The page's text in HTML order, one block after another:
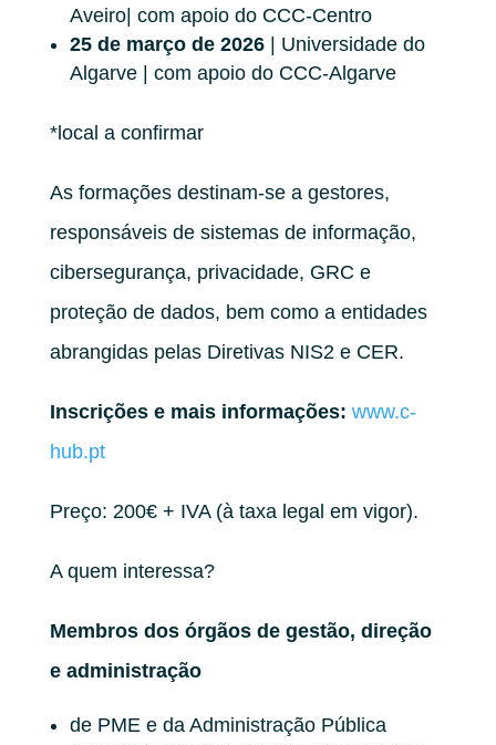
Aveiro| com apoio do CCC-Centro
25 de março de 2026| Universidade do
Algarve | com apoio do CCC-Algarve
*local a confirmar
As formações destinam-se a gestores,
responsáveis de sistemas de informação,
cibersegurança, privacidade, GRC e
proteção de dados, bem como a entidades
abrangidas pelas Diretivas NIS2 e CER.
Inscrições e mais informações: www.c-
hub.pt
Preço: 200€ + IVA (à taxa legal em vigor).
A quem interessa?
Membros dos órgãos de gestão, direção
e administração
de PME e da Administração Pública